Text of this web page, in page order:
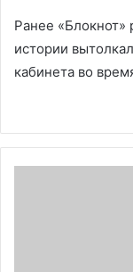
Ранее «Блокнот»
истории
кабинета во